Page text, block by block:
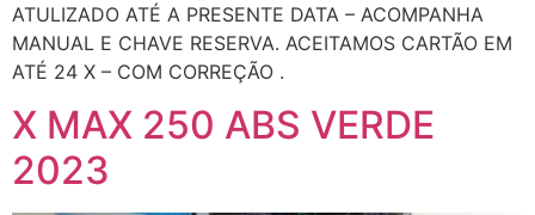
ATULIZADO ATÉ A PRESENTE DATA – ACOMPANHA
MANUAL E CHAVE RESERVA. ACEITAMOS CARTÃO EM
ATÉ 24 X – COM CORREÇÃO .
X MAX 250 ABS VERDE
2023